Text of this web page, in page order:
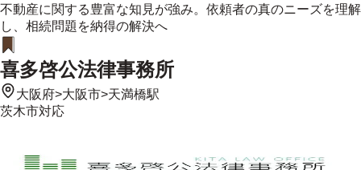
不動産に関する豊富な知見が強み。依頼者の真のニーズを理解
し、相続問題を納得の解決へ
喜多啓公法律事務所
大阪府>大阪市>天満橋駅
茨木市対応